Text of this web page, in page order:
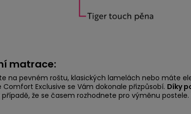
matrace:
na pevném roštu, klasických lamelách nebo máte
Exclusive se Vám dokonale přizpůsobí. Díky
že se časem rozhodnete pro výměnu postele.